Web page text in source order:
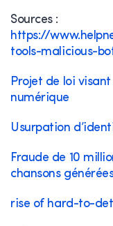
Sources :
https://
tools-malicious-
Projet de loi
numérique
Usurpation
Fraude de 10
chansons
rise of hard-to-